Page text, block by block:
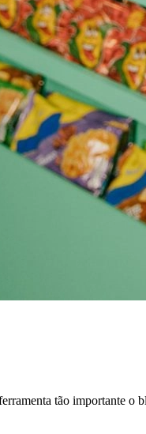
tão importante o